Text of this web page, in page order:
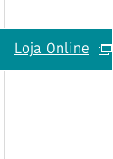
Loja Online